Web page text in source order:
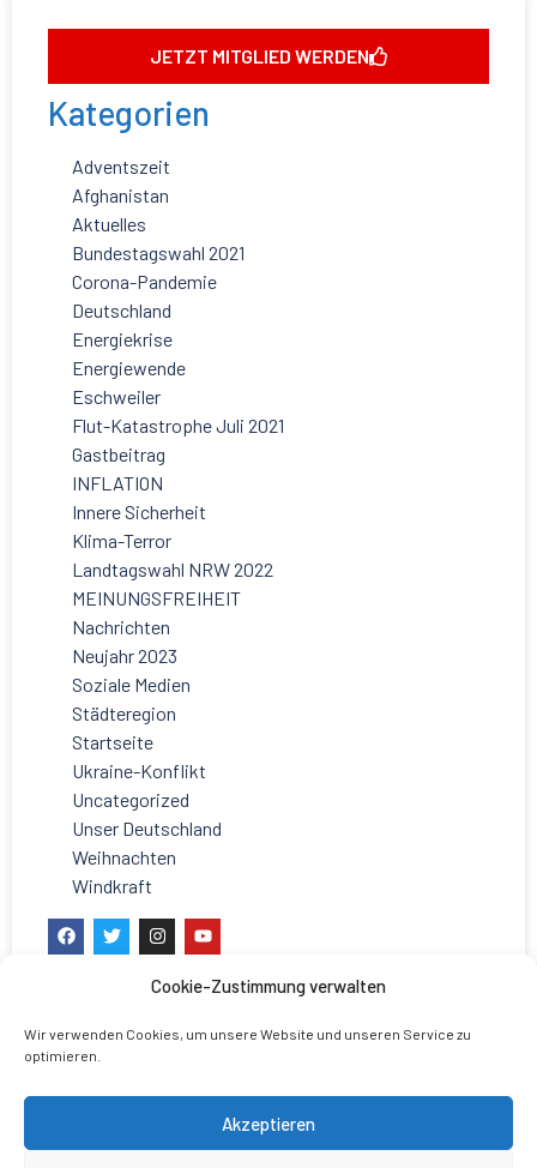
Cookie-Zustimmung verwalten
Wir verwenden Cookies, um unsere Website und unseren Service zu
optimieren.
Akzeptieren
JETZT MITGLIED WERDEN
Kategorien
Adventszeit
Afghanistan
Aktuelles
Bundestagswahl 2021
Corona-Pandemie
Deutschland
Energiekrise
Energiewende
Eschweiler
Flut-Katastrophe Juli 2021
Gastbeitrag
INFLATION
Innere Sicherheit
Klima-Terror
Landtagswahl NRW 2022
MEINUNGSFREIHEIT
Nachrichten
Neujahr 2023
Soziale Medien
Städteregion
Startseite
Ukraine-Konflikt
Uncategorized
Unser Deutschland
Weihnachten
Windkraft